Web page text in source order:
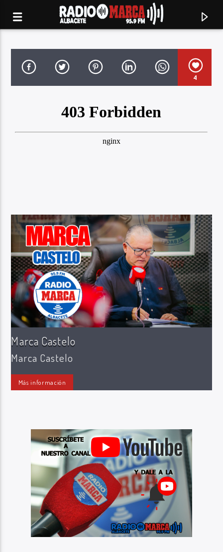
Albacete
Radio Marca AB
4
Marca Castelo
Marca Castelo
Más información